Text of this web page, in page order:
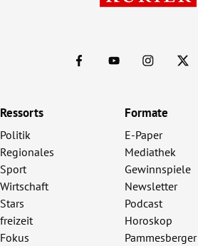
Ressorts
Politik
Regionales
Sport
Wirtschaft
Stars
freizeit
Fokus
Formate
E-Paper
Mediathek
Gewinnspiele
Newsletter
Podcast
Horoskop
Pammesberger